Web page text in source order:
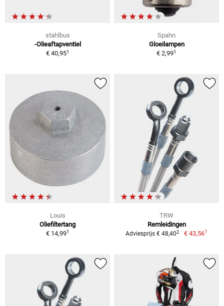
stahlbus
-Olieaftapventiel
€ 40,951
Spahn
Gloeilampen
€ 2,991
Louis
Oliefiltertang
€ 14,991
TRW
Remleidingen
Adviesprijs € 48,402 € 43,561